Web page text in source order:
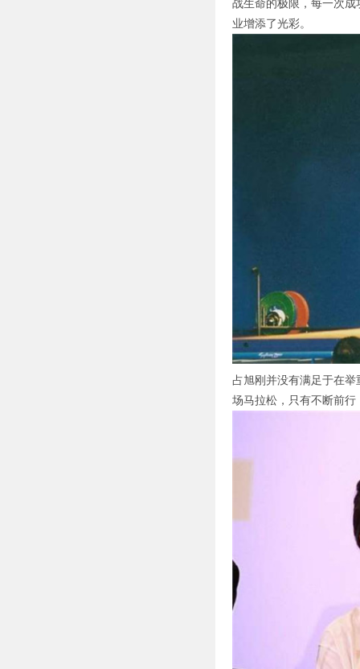
战生命的极限，每一次
业增添了光彩。
占旭刚并没有满足于在
场马拉松，只有不断前